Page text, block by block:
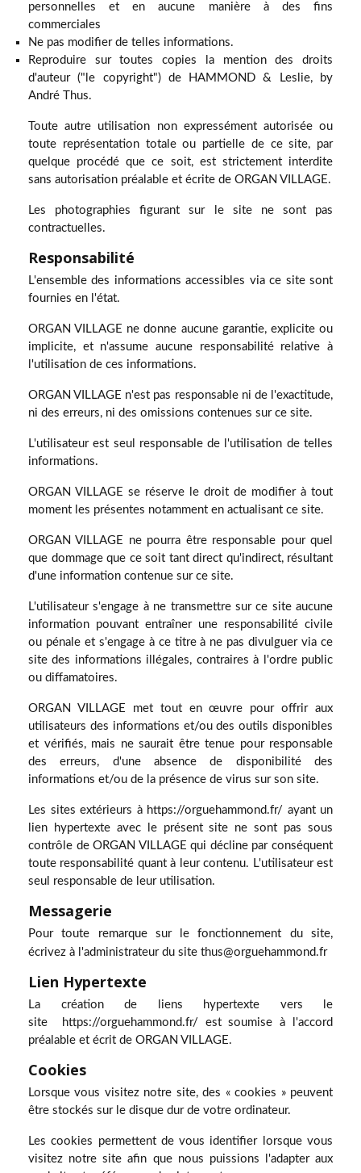
personnelles et en aucune manière à des fins
commerciales
Ne pas modifier de telles informations.
Reproduire sur toutes copies la mention des droits
d'auteur ("le copyright") de HAMMOND & Leslie, by
André Thus.
Toute autre utilisation non expressément autorisée ou
toute représentation totale ou partielle de ce site, par
quelque procédé que ce soit, est strictement interdite
sans autorisation préalable et écrite de ORGAN VILLAGE.
Les photographies figurant sur le site ne sont pas
contractuelles.
Responsabilité
L'ensemble des informations accessibles via ce site sont
fournies en l'état.
ORGAN VILLAGE ne donne aucune garantie, explicite ou
implicite, et n'assume aucune responsabilité relative à
l'utilisation de ces informations.
ORGAN VILLAGE n'est pas responsable ni de l'exactitude,
ni des erreurs, ni des omissions contenues sur ce site.
L'utilisateur est seul responsable de l'utilisation de telles
informations.
ORGAN VILLAGE se réserve le droit de modifier à tout
moment les présentes notamment en actualisant ce site.
ORGAN VILLAGE ne pourra être responsable pour quel
que dommage que ce soit tant direct qu'indirect, résultant
d'une information contenue sur ce site.
L'utilisateur s'engage à ne transmettre sur ce site aucune
information pouvant entraîner une responsabilité civile
ou pénale et s'engage à ce titre à ne pas divulguer via ce
site des informations illégales, contraires à l'ordre public
ou diffamatoires.
ORGAN VILLAGE met tout en œuvre pour offrir aux
utilisateurs des informations et/ou des outils disponibles
et vérifiés, mais ne saurait être tenue pour responsable
des erreurs, d'une absence de disponibilité des
informations et/ou de la présence de virus sur son site.
Les sites extérieurs à https://orguehammond.fr/ ayant un
lien hypertexte avec le présent site ne sont pas sous
contrôle de ORGAN VILLAGE qui décline par conséquent
toute responsabilité quant à leur contenu. L'utilisateur est
seul responsable de leur utilisation.
Messagerie
Pour toute remarque sur le fonctionnement du site,
écrivez à l'administrateur du site thus@orguehammond.fr
Lien Hypertexte
La création de liens hypertexte vers le
site https://orguehammond.fr/ est soumise à l'accord
préalable et écrit de ORGAN VILLAGE.
Cookies
Lorsque vous visitez notre site, des « cookies » peuvent
être stockés sur le disque dur de votre ordinateur.
Les cookies permettent de vous identifier lorsque vous
visitez notre site afin que nous puissions l'adapter aux